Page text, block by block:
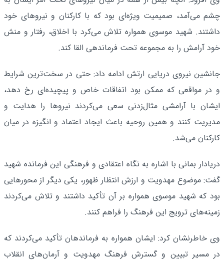
چشم می‌آمد، صمیمیت ویژه‌ای بود که با کارکنان و نیروهای خود
داشتند. شهید موسوی همواره تلاش می‌کرد با اخلاق، رفتار و منش
خود آرامش را به مجموعه تحت فرماندهی القا کند.
جانشین نیروی دریایی ارتش ادامه داد: حتی در سخت‌ترین شرایط
و در مواقعی که ممکن بود اتفاقات خاص و پیچیده‌ای رخ دهد،
ایشان با آرامشی مثال‌زدنی سعی می‌کردند نیروها را هدایت و
مدیریت کنند و همین روحیه باعث ایجاد اعتماد و انگیزه در میان
کارکنان می‌شد.
دریادار بمانی با اشاره به نگاه اعتقادی و فرهنگی این فرمانده شهید
گفت: موضوع مهدویت و ارزش انتظار ظهور، یکی دیگر از محورهایی
بود که شهید موسوی همواره بر آن تأکید داشتند و تلاش می‌کردند
زمینه‌های ترویج این فرهنگ را فراهم کنند.
وی خاطرنشان کرد: ایشان همواره به فرماندهان تأکید می‌کردند که
در مسیر تبیین و گسترش فرهنگ مهدویت و آرمان‌های انقلاب